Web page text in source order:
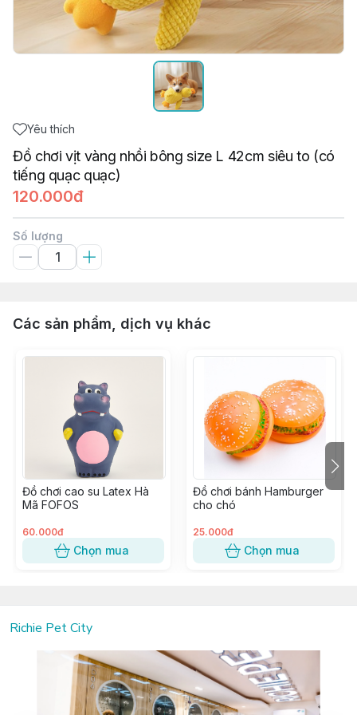
Yêu thích
Đồ chơi vịt vàng nhồi bông size L 42cm siêu to (có
tiếng quạc quạc)
120.000đ
Số lượng
Các sản phẩm, dịch vụ khác
Đồ chơi cao su Latex Hà
Mã FOFOS
60.000đ
Chọn mua
Đồ chơi bánh Hamburger
cho chó
25.000đ
Chọn mua
Richie Pet City